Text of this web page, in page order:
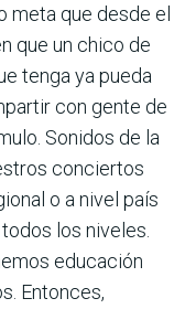
meta que desde el
que un chico de
tenga ya pueda
con gente de
Sonidos de la
conciertos
o a nivel país
los niveles.
educación
Entonces,